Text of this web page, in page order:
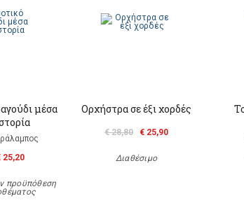
μέσα
25,20
προϋπόθεση
Ορχήστρα σε έξι χορδές
€ 28,80 € 25,90
Διαθέσιμο